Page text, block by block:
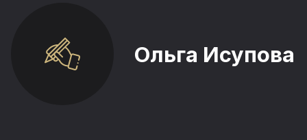
Ольга Исупова